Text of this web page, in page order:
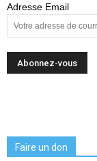
Adresse Email
Faire un don